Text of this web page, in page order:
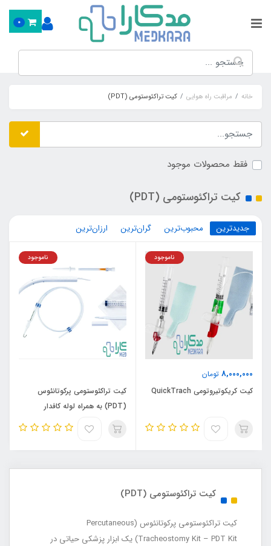
0
خانه مراقبت راه هوایی کیت تراکئوستومی (PDT)
فقط محصولات موجود
کیت تراکئوستومی (PDT)
جدیدترین محبوب‌ترین گران‌ترین ارزان‌ترین
8,000,000 تومان
ناموجود
کیت کریکوتیروتومی QuickTrach
ناموجود
کیت تراکئوستومی پرکوتانئوس
(PDT) به همراه لوله کافدار
کیت تراکئوستومی (PDT)
کیت تراکئوستومی پرکوتانئوس (Percutaneous
Tracheostomy Kit – PDT Kit) یک ابزار پزشکی حیاتی در